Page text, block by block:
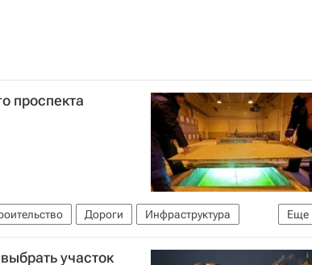
проспекта
Еще
Дороги
Инфраструктура
участок